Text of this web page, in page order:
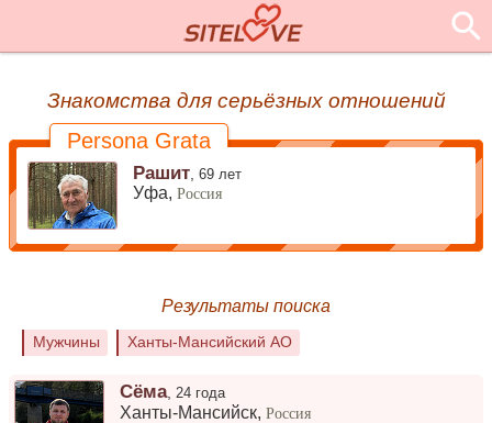
Знакомства для серьёзных отношений
Persona Grata
Рашит ,69 лет
Уфа,Россия
Результаты поиска
Мужчины Ханты-Мансийский АО
Сёма, 24 года
Ханты-Мансийск,Россия